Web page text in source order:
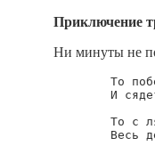
Приключение
Ни минуты не
То
И
То с
Весь